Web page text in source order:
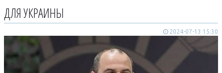
ДЛЯ УКРАИНЫ
2024-07-13 15:30